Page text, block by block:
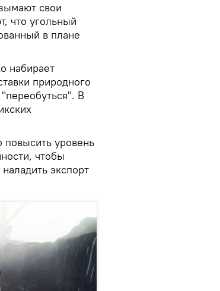
свои
что угольный
в плане
набирает
природного
В
повысить уровень
чтобы
экспорт